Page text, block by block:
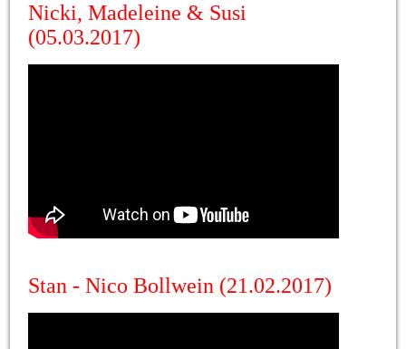
Nicki, Madeleine & Susi
(05.03.2017)
Stan - Nico Bollwein (21.02.2017)